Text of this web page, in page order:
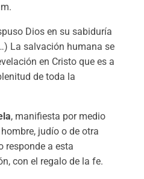
Dios en su sabiduría
La salvación humana se
en Cristo que es a
de toda la
, manifiesta por medio
judío o de otra
responde a esta
con el regalo de la fe.